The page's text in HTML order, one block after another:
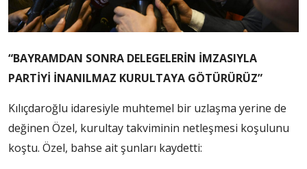
“BAYRAMDAN SONRA DELEGELERİN İMZASIYLA
PARTİYİ İNANILMAZ KURULTAYA GÖTÜRÜRÜZ”
Kılıçdaroğlu idaresiyle muhtemel bir uzlaşma yerine de
değinen Özel, kurultay takviminin netleşmesi koşulunu
koştu. Özel, bahse ait şunları kaydetti: